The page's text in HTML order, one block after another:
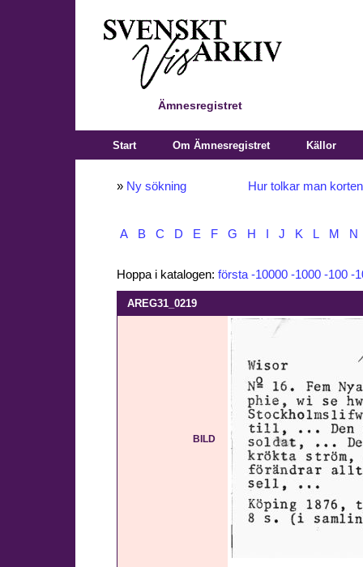
Ämnesregistret
Start Om Ämnesregistret Källor
» Ny sökning Hur tolkar man
A B C D E F G H J K L M N
Hoppa i katalogen: första -10000 -1000 -100 -
AREG31_0219
BILD